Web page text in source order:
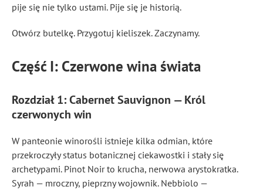
pije się nie tylko ustami. Pije się je historią.
Otwórz butelkę. Przygotuj kieliszek. Zaczynamy.
Część I: Czerwone wina świata
Rozdział 1: Cabernet Sauvignon — Król
czerwonych win
W panteonie winorośli istnieje kilka odmian, które
przekroczyły status botanicznej ciekawostki i stały się
archetypami. Pinot Noir to krucha, nerwowa arystokratka.
Syrah — mroczny, pieprzny wojownik. Nebbiolo —